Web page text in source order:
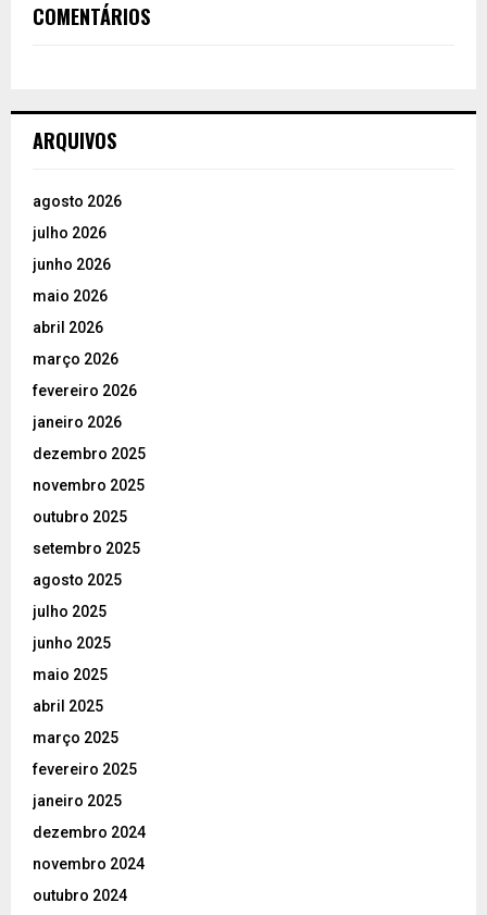
COMENTÁRIOS
ARQUIVOS
agosto 2026
julho 2026
junho 2026
maio 2026
abril 2026
março 2026
fevereiro 2026
janeiro 2026
dezembro 2025
novembro 2025
outubro 2025
setembro 2025
agosto 2025
julho 2025
junho 2025
maio 2025
abril 2025
março 2025
fevereiro 2025
janeiro 2025
dezembro 2024
novembro 2024
outubro 2024